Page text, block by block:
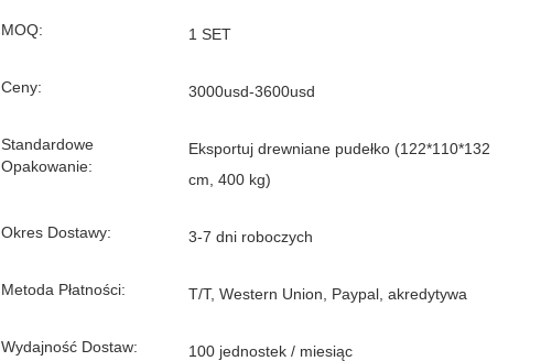
MOQ: 1 SET
Ceny: 3000usd-3600usd
Standardowe
Opakowanie:
Eksportuj drewniane pudełko (122*110*132
cm, 400 kg)
Okres Dostawy: 3-7 dni roboczych
Metoda Płatności: T/T, Western Union, Paypal, akredytywa
Wydajność Dostaw: 100 jednostek / miesiąc